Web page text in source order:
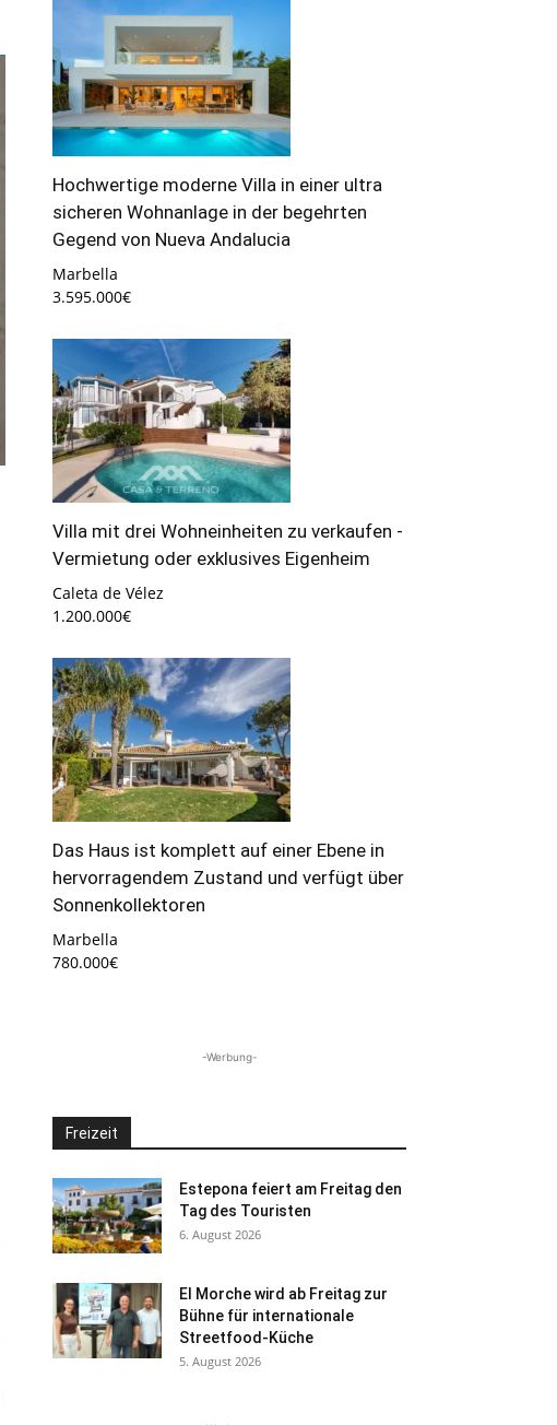
Hochwertige moderne Villa in einer ultra
sicheren Wohnanlage in der begehrten
Gegend von Nueva Andalucia
Marbella
3.595.000€
Villa mit drei Wohneinheiten zu verkaufen -
Vermietung oder exklusives Eigenheim
Caleta de Vélez
1.200.000€
Das Haus ist komplett auf einer Ebene in
hervorragendem Zustand und verfügt über
Sonnenkollektoren
Marbella
780.000€
-Werbung-
Freizeit
Estepona feiert am Freitag den
Tag des Touristen
6. August 2026
El Morche wird ab Freitag zur
Bühne für internationale
Streetfood-Küche
5. August 2026